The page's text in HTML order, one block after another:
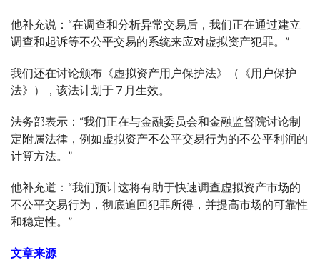
他补充说：“在调查和分析异常交易后，我们正在通过建立
调查和起诉等不公平交易的系统来应对虚拟资产犯罪。”
我们还在讨论颁布《虚拟资产用户保护法》（《用户保护
法》），该法计划于 7 月生效。
法务部表示：“我们正在与金融委员会和金融监督院讨论制
定附属法律，例如虚拟资产不公平交易行为的不公平利润的
计算方法。”
他补充道：“我们预计这将有助于快速调查虚拟资产市场的
不公平交易行为，彻底追回犯罪所得，并提高市场的可靠性
和稳定性。”
文章来源